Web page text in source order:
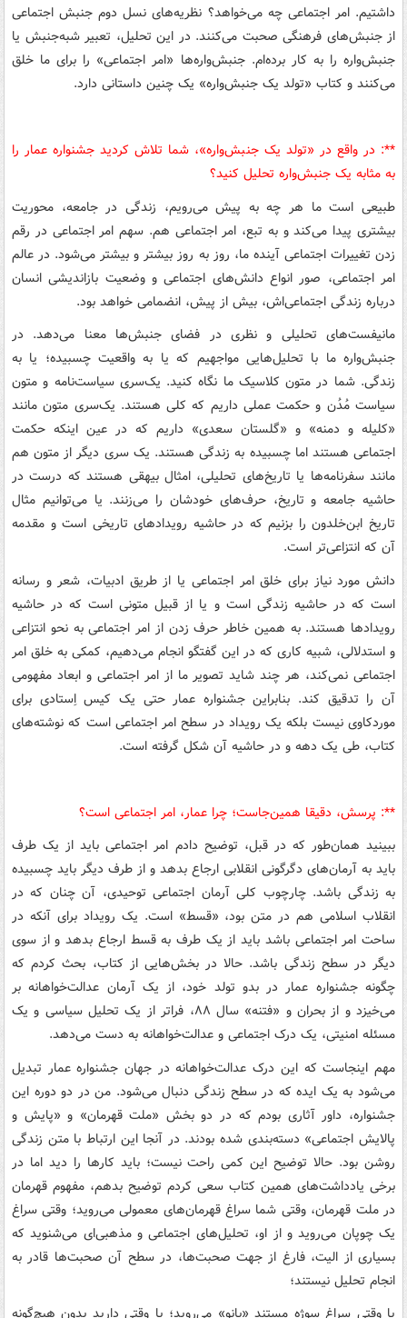
داشتیم. امر اجتماعی چه می‌خواهد؟ نظریه‌های نسل دوم جنبش اجتماعی
از جنبش‌های فرهنگی صحبت می‌کنند. در این تحلیل، تعبیر شبه‌جنبش یا
جنبش‌واره را به کار برده‌ام. جنبش‌واره‌ها «امر اجتماعی» را برای ما خلق
می‌کنند و کتاب «تولد یک جنبش‌واره» یک چنین داستانی دارد.
**: در واقع در «تولد یک جنبش‌واره»، شما تلاش کردید جشنواره عمار را
به مثابه یک جنبش‌واره تحلیل کنید؟
طبیعی است ما هر چه به پیش می‌رویم، زندگی در جامعه، محوریت
بیشتری پیدا می‌کند و به تبع، امر اجتماعی هم. سهم امر اجتماعی در رقم
زدن تغییرات اجتماعی آینده ما، روز به روز بیشتر و بیشتر می‌شود. در عالم
امر اجتماعی، صور انواع دانش‌های اجتماعی و وضعیت بازاندیشی انسان
درباره زندگی اجتماعی‌اش، بیش از پیش، انضمامی خواهد بود.
مانیفست‌های تحلیلی و نظری در فضای جنبش‌ها معنا می‌دهد. در
جنبش‌واره ما با تحلیل‌هایی مواجهیم که یا به واقعیت چسبیده؛ یا به
زندگی. شما در متون کلاسیک ما نگاه کنید. یک‌سری سیاست‌نامه و متون
سیاست مُدُن و حکمت عملی داریم که کلی هستند. یک‌سری متون مانند
«کلیله و دمنه» و «گلستان سعدی» داریم که در عین اینکه حکمت
اجتماعی هستند اما چسبیده به زندگی هستند. یک سری دیگر از متون هم
مانند سفرنامه‌ها یا تاریخ‌های تحلیلی، امثال بیهقی هستند که درست در
حاشیه جامعه و تاریخ، حرف‌های خودشان را می‌زنند. یا می‌توانیم مثال
تاریخ ابن‌خلدون را بزنیم که در حاشیه رویدادهای تاریخی است و مقدمه
آن که انتزاعی‌تر است.
دانش مورد نیاز برای خلق امر اجتماعی یا از طریق ادبیات، شعر و رسانه
است که در حاشیه زندگی است و یا از قبیل متونی است که در حاشیه
رویدادها هستند. به همین خاطر حرف زدن از امر اجتماعی به نحو انتزاعی
و استدلالی، شبیه کاری که در این گفتگو انجام می‌دهیم، کمکی به خلق امر
اجتماعی نمی‌کند، هر چند شاید تصویر ما از امر اجتماعی و ابعاد مفهومی
آن را تدقیق کند. بنابراین جشنواره عمار حتی یک کیس اِستادی برای
موردکاوی نیست بلکه یک رویداد در سطح امر اجتماعی است که نوشته‌های
کتاب، طی یک دهه و در حاشیه آن شکل گرفته است.
**: پرسش، دقیقا همین‌جاست؛ چرا عمار، امر اجتماعی است؟
ببینید همان‌طور که در قبل، توضیح دادم امر اجتماعی باید از یک طرف
باید به آرمان‌های دگرگونی انقلابی ارجاع بدهد و از طرف دیگر باید چسبیده
به زندگی باشد. چارچوب کلی آرمان اجتماعی توحیدی، آن چنان که در
انقلاب اسلامی هم در متن بود، «قسط» است. یک رویداد برای آنکه در
ساحت امر اجتماعی باشد باید از یک طرف به قسط ارجاع بدهد و از سوی
دیگر در سطح زندگی باشد. حالا در بخش‌هایی از کتاب، بحث کردم که
چگونه جشنواره عمار در بدو تولد خود، از یک آرمان عدالت‌خواهانه بر
می‌خیزد و از بحران و «فتنه» سال ۸۸، فراتر از یک تحلیل سیاسی و یک
مسئله امنیتی، یک درک اجتماعی و عدالت‌خواهانه به دست می‌دهد.
مهم اینجاست که این درک عدالت‌خواهانه در جهان جشنواره عمار تبدیل
می‌شود به یک ایده که در سطح زندگی دنبال می‌شود. من در دو دوره این
جشنواره، داور آثاری بودم که در دو بخش «ملت قهرمان» و «پایش و
پالایش اجتماعی» دسته‌بندی شده بودند. در آنجا این ارتباط با متن زندگی
روشن بود. حالا توضیح این کمی راحت نیست؛ باید کارها را دید اما در
برخی یادداشت‌های همین کتاب سعی کردم توضیح بدهم، مفهوم قهرمان
در ملت قهرمان، وقتی شما سراغ قهرمان‌های معمولی می‌روید؛ وقتی سراغ
یک چوپان می‌روید و از او، تحلیل‌های اجتماعی و مذهبی‌ای می‌شنوید که
بسیاری از الیت، فارغ از جهت صحبت‌ها، در سطح آن صحبت‌ها قادر به
انجام تحلیل نیستند؛
یا وقتی سراغ سوژه مستند «بانو» می‌روید؛ یا وقتی دارید بدون هیچ‌گونه